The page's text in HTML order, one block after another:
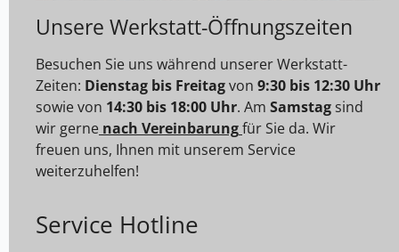
Unsere Werkstatt-Öffnungszeiten
Besuchen Sie uns während unserer Werkstatt-
Zeiten: Dienstag bis Freitagvon 9:30 bis 12:30 Uhr
sowie von 14:30 bis 18:00 Uhr. Am Samstag sind
wir gerne nach Vereinbarungfür Sie da. Wir
freuen uns, Ihnen mit unserem Service
weiterzuhelfen!
Service Hotline